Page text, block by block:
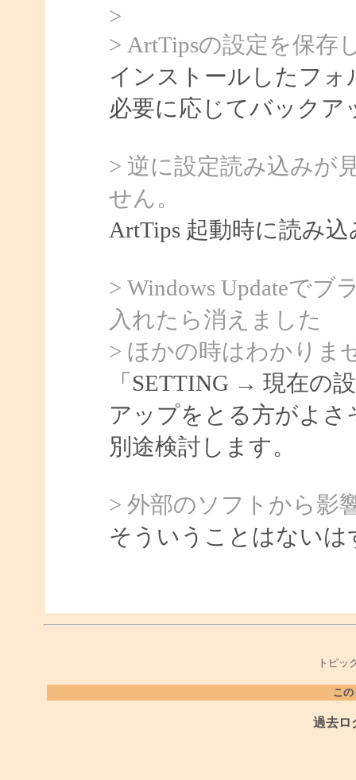
>
> ArtTipsの設定を保存
インストールしたフ
必要に応じてバック
> 逆に設定読み込みが
せん。
ArtTips 起動時に読み
> Windows Updateで
入れたら消えました
> ほかの時はわかりま
「SETTING → 現在の
アップをとる方がよさ
別途検討します。
> 外部のソフトから影
そういうことはない
トピッ
こ
過去ロ